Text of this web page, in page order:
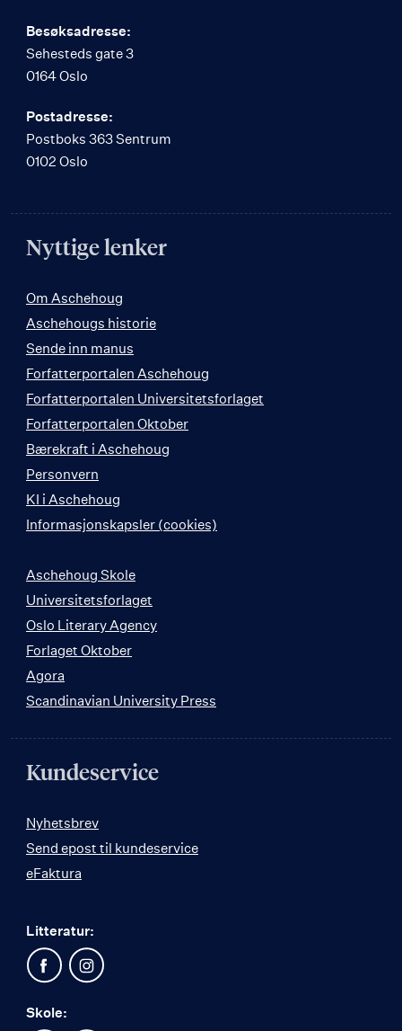
Besøksadresse:
Sehesteds gate 3
0164 Oslo
Postadresse:
Postboks 363 Sentrum
0102 Oslo
Nyttige lenker
Om Aschehoug
Aschehougs historie
Sende inn manus
Forfatterportalen Aschehoug
Forfatterportalen Universitetsforlaget
Forfatterportalen Oktober
Bærekraft i Aschehoug
Personvern
KI i Aschehoug
Informasjonskapsler (cookies)
Aschehoug Skole
Universitetsforlaget
Oslo Literary Agency
Forlaget Oktober
Agora
Scandinavian University Press
Kundeservice
Nyhetsbrev
Send epost til kundeservice
eFaktura
Litteratur:
Skole: